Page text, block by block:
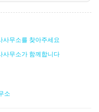
사무소를 찾아주세요
사무소가 함께합니다